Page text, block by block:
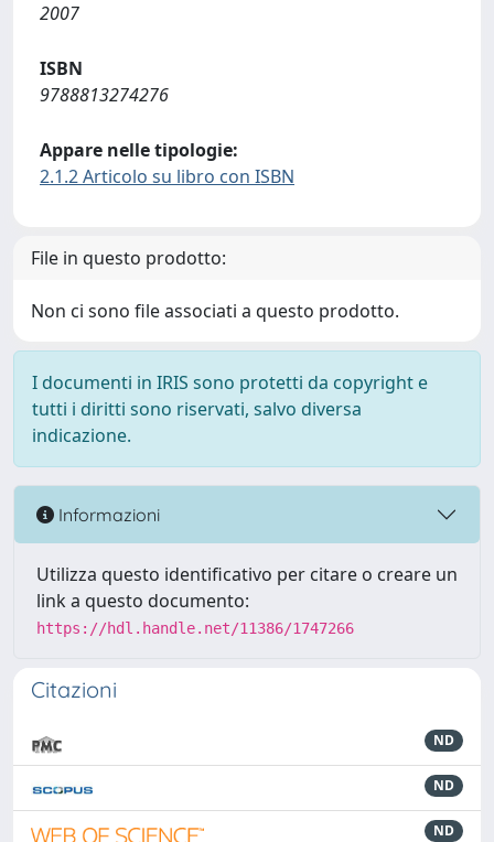
2007
ISBN
9788813274276
Appare nelle tipologie:
2.1.2 Articolo su libro con ISBN
File in questo prodotto:
Non ci sono file associati a questo prodotto.
I documenti in IRIS sono protetti da copyright e
tutti i diritti sono riservati, salvo diversa
indicazione.
Informazioni
Utilizza questo identificativo per citare o creare un
link a questo documento:
https://hdl.handle.net/11386/1747266
Citazioni
ND
ND
ND